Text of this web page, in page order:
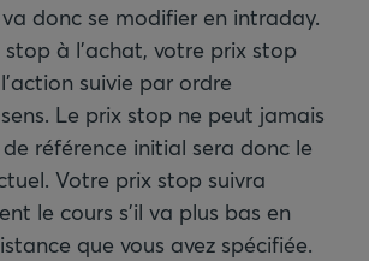
donc se modifier en intraday.
stop à l'achat, votre prix stop
suivie par ordre
Le prix stop ne peut jamais
référence initial sera donc le
Votre prix stop suivra
le cours s’il va plus bas en
que vous avez spécifiée.